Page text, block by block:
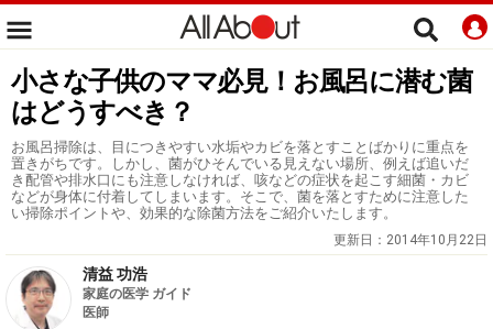
小さな子供のママ必見！お風呂に潜む菌
はどうすべき？
お風呂掃除は、目につきやすい水垢やカビを落とすことばかりに重点を
置きがちです。しかし、菌がひそんでいる見えない場所、例えば追いだ
き配管や排水口にも注意しなければ、咳などの症状を起こす細菌・カビ
などが身体に付着してしまいます。そこで、菌を落とすために注意した
い掃除ポイントや、効果的な除菌方法をご紹介いたします。
更新日： 2014年10月22日
清益 功浩
家庭の医学 ガイド
医師